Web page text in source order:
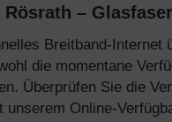
Rösrath –
Breitband-Internet
die momentane
Überprüfen Sie die
unserem Online-